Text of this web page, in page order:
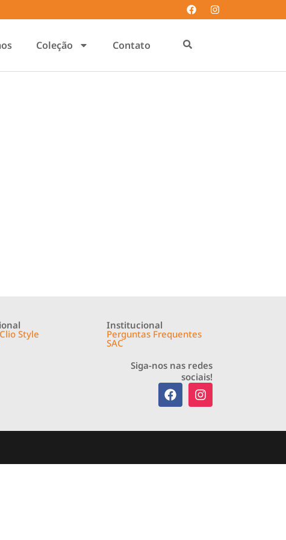
Coleção Contato
Style
Institucional
Perguntas Frequentes
SAC
Siga-nos nas redes
sociais!